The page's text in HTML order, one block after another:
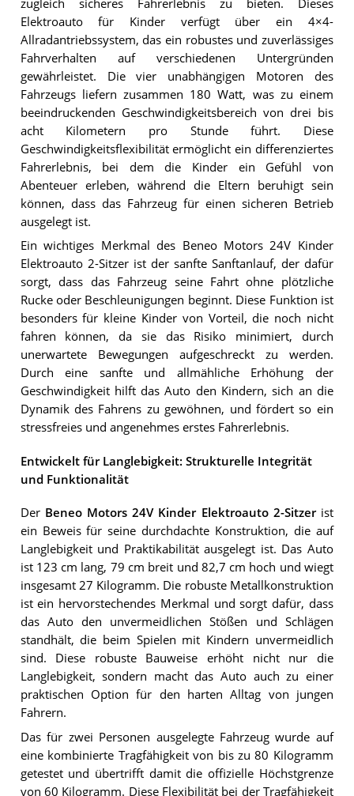
zugleich sicheres Fahrerlebnis zu bieten. Dieses
Elektroauto für Kinder verfügt über ein 4×4-
Allradantriebssystem, das ein robustes und zuverlässiges
Fahrverhalten auf verschiedenen Untergründen
gewährleistet. Die vier unabhängigen Motoren des
Fahrzeugs liefern zusammen 180 Watt, was zu einem
beeindruckenden Geschwindigkeitsbereich von drei bis
acht Kilometern pro Stunde führt. Diese
Geschwindigkeitsflexibilität ermöglicht ein differenziertes
Fahrerlebnis, bei dem die Kinder ein Gefühl von
Abenteuer erleben, während die Eltern beruhigt sein
können, dass das Fahrzeug für einen sicheren Betrieb
ausgelegt ist.
Ein wichtiges Merkmal des Beneo Motors 24V Kinder
Elektroauto 2-Sitzer ist der sanfte Sanftanlauf, der dafür
sorgt, dass das Fahrzeug seine Fahrt ohne plötzliche
Rucke oder Beschleunigungen beginnt. Diese Funktion ist
besonders für kleine Kinder von Vorteil, die noch nicht
fahren können, da sie das Risiko minimiert, durch
unerwartete Bewegungen aufgeschreckt zu werden.
Durch eine sanfte und allmähliche Erhöhung der
Geschwindigkeit hilft das Auto den Kindern, sich an die
Dynamik des Fahrens zu gewöhnen, und fördert so ein
stressfreies und angenehmes erstes Fahrerlebnis.
Entwickelt für Langlebigkeit: Strukturelle Integrität
und Funktionalität
Der Beneo Motors 24V Kinder Elektroauto 2-Sitzerist
ein Beweis für seine durchdachte Konstruktion, die auf
Langlebigkeit und Praktikabilität ausgelegt ist. Das Auto
ist 123 cm lang, 79 cm breit und 82,7 cm hoch und wiegt
insgesamt 27 Kilogramm. Die robuste Metallkonstruktion
ist ein hervorstechendes Merkmal und sorgt dafür, dass
das Auto den unvermeidlichen Stößen und Schlägen
standhält, die beim Spielen mit Kindern unvermeidlich
sind. Diese robuste Bauweise erhöht nicht nur die
Langlebigkeit, sondern macht das Auto auch zu einer
praktischen Option für den harten Alltag von jungen
Fahrern.
Das für zwei Personen ausgelegte Fahrzeug wurde auf
eine kombinierte Tragfähigkeit von bis zu 80 Kilogramm
getestet und übertrifft damit die offizielle Höchstgrenze
von 60 Kilogramm. Diese Flexibilität bei der Tragfähigkeit